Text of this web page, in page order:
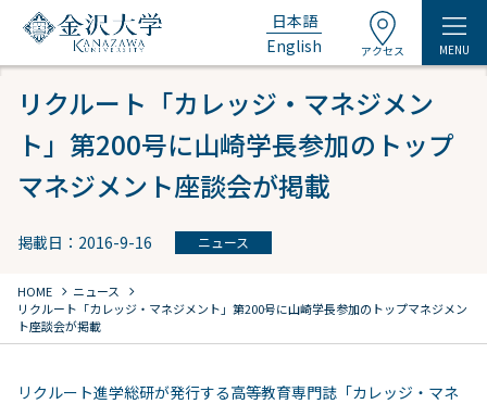
日本語
English
アクセス MENU
リクルート「カレッジ・マネジメン
ト」第200号に山崎学長参加のトップ
マネジメント座談会が掲載
掲載日：2016-9-16 ニュース
HOME chevron_right ニュース chevron_right
リクルート「カレッジ・マネジメント」第200号に山崎学長参加のトップマネジメン
ト座談会が掲載
リクルート進学総研が発行する高等教育専門誌「カレッジ・マネ